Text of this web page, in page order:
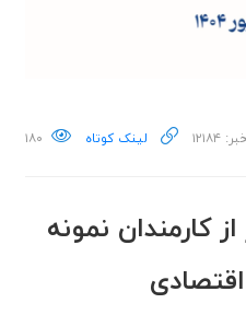
لینک کوتاه ۱۸۰
کارمندان نمونه